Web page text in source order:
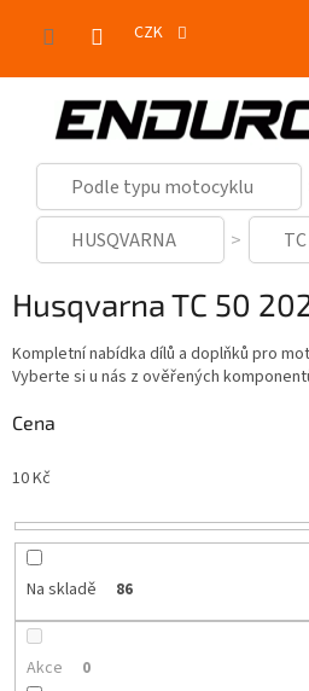
CZK
Podle typu motocyklu
HUSQVARNA
Husqvarna TC 50
Kompletní nabídka dílů a doplňků pro
Vyberte si u nás z ověřených
Cena
10Kč
Na skladě 86
Akce 0